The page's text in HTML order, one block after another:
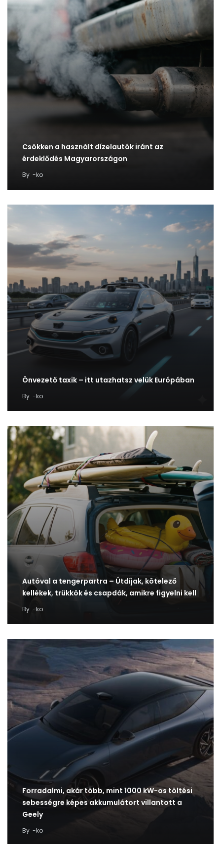
Csökken a használt dízelautók iránt az
érdeklődés Magyarországon
By -ko
Önvezető taxik – itt utazhatsz velük Európában
By -ko
Autóval a tengerpartra – Útdíjak, kötelező
kellékek, trükkök és csapdák, amikre figyelni kell
By -ko
Forradalmi, akár több, mint 1000 kW-os töltési
sebességre képes akkumulátort villantott a
Geely
By -ko